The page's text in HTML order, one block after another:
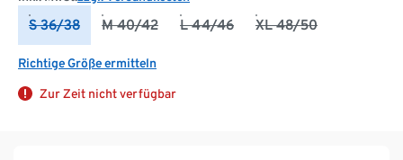
S 36/38 M 40/42 L 44/46 XL 48/50
Richtige Größe ermitteln
Zur Zeit nicht verfügbar